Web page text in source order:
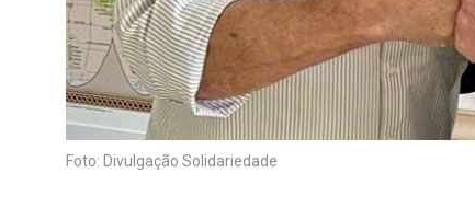
Foto: Divulgação Solidariedade